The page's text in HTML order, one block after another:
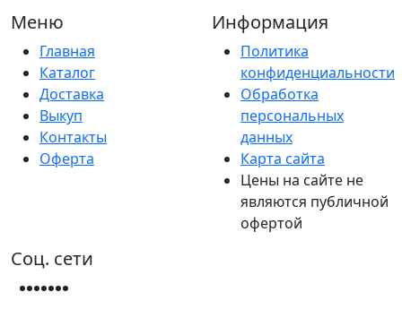
Меню
Главная
Каталог
Доставка
Выкуп
Контакты
Оферта
Информация
Политика
конфиденциальности
Обработка
персональных
данных
Карта сайта
Цены на сайте не
являются публичной
офертой
Соц. сети